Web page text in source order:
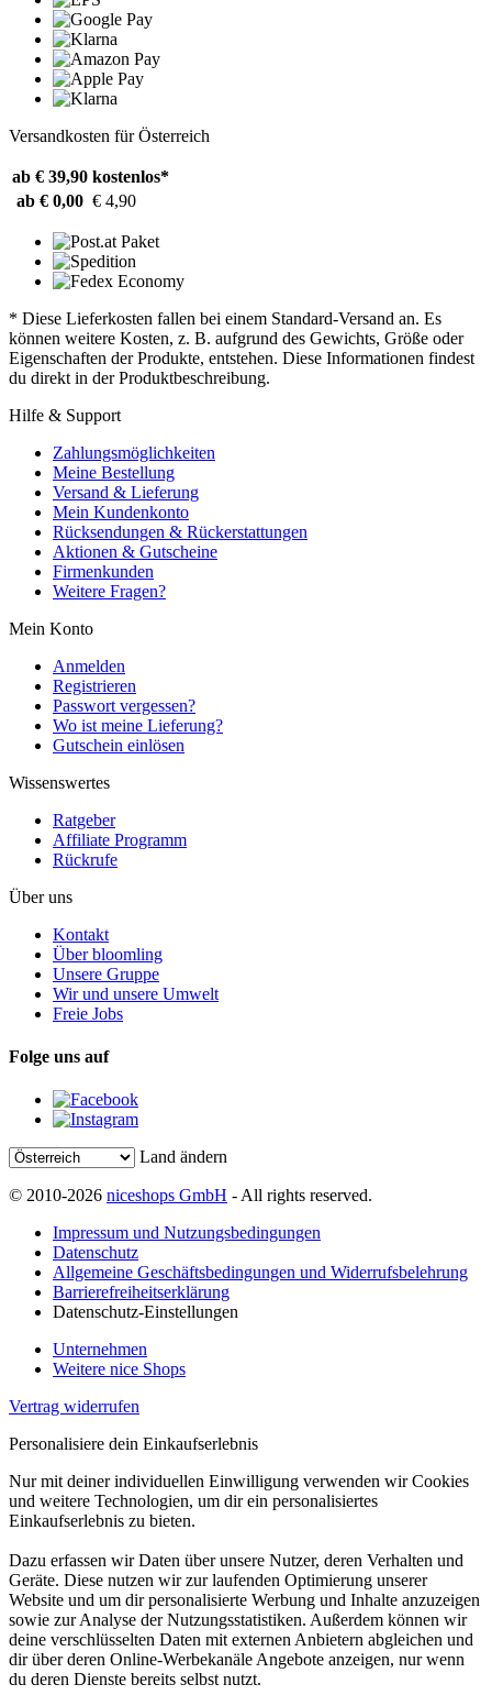
Versandkosten für Österreich
ab € 39,90 kostenlos*
ab € 0,00 € 4,90
* Diese Lieferkosten fallen bei einem Standard-Versand an. Es
können weitere Kosten, z. B. aufgrund des Gewichts, Größe oder
Eigenschaften der Produkte, entstehen. Diese Informationen findest
du direkt in der Produktbeschreibung.
Hilfe & Support
Zahlungsmöglichkeiten
Meine Bestellung
Versand & Lieferung
Mein Kundenkonto
Rücksendungen & Rückerstattungen
Aktionen & Gutscheine
Firmenkunden
Weitere Fragen?
Mein Konto
Anmelden
Registrieren
Passwort vergessen?
Wo ist meine Lieferung?
Gutschein einlösen
Wissenswertes
Ratgeber
Affiliate Programm
Rückrufe
Über uns
Kontakt
Über bloomling
Unsere Gruppe
Wir und unsere Umwelt
Freie Jobs
Folge uns auf
Land ändern
© 2010-2026 niceshops GmbH - All rights reserved.
Impressum und Nutzungsbedingungen
Datenschutz
Allgemeine Geschäftsbedingungen und Widerrufsbelehrung
Barrierefreiheitserklärung
Datenschutz-Einstellungen
Unternehmen
Weitere nice Shops
Vertrag widerrufen
Personalisiere dein Einkaufserlebnis
Nur mit deiner individuellen Einwilligung verwenden wir Cookies
und weitere Technologien, um dir ein personalisiertes
Einkaufserlebnis zu bieten.
Dazu erfassen wir Daten über unsere Nutzer, deren Verhalten und
Geräte. Diese nutzen wir zur laufenden Optimierung unserer
Website und um dir personalisierte Werbung und Inhalte anzuzeigen
sowie zur Analyse der Nutzungsstatistiken. Außerdem können wir
deine verschlüsselten Daten mit externen Anbietern abgleichen und
dir über deren Online-Werbekanäle Angebote anzeigen, nur wenn
du deren Dienste bereits selbst nutzt.